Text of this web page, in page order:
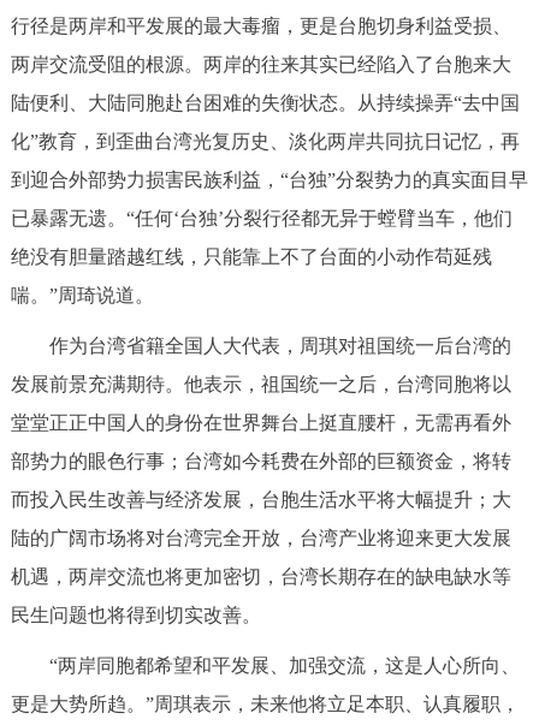
行径是两岸和平发展的最大毒瘤，更是台胞切身利益受损、
两岸交流受阻的根源。两岸的往来其实已经陷入了台胞来大
陆便利、大陆同胞赴台困难的失衡状态。从持续操弄“去中国
化”教育，到歪曲台湾光复历史、淡化两岸共同抗日记忆，再
到迎合外部势力损害民族利益，“台独”分裂势力的真实面目早
已暴露无遗。“任何‘台独’分裂行径都无异于螳臂当车，他们
绝没有胆量踏越红线，只能靠上不了台面的小动作苟延残
喘。”周琦说道。
作为台湾省籍全国人大代表，周琪对祖国统一后台湾的
发展前景充满期待。他表示，祖国统一之后，台湾同胞将以
堂堂正正中国人的身份在世界舞台上挺直腰杆，无需再看外
部势力的眼色行事；台湾如今耗费在外部的巨额资金，将转
而投入民生改善与经济发展，台胞生活水平将大幅提升；大
陆的广阔市场将对台湾完全开放，台湾产业将迎来更大发展
机遇，两岸交流也将更加密切，台湾长期存在的缺电缺水等
民生问题也将得到切实改善。
“两岸同胞都希望和平发展、加强交流，这是人心所向、
更是大势所趋。”周琪表示，未来他将立足本职、认真履职，